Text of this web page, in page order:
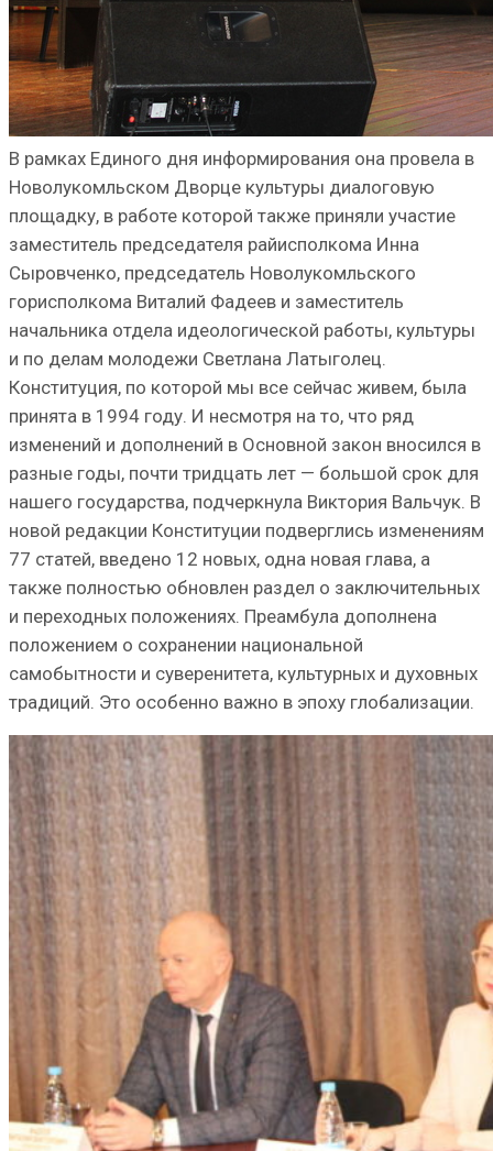
В рамках Единого дня информирования она провела в
Новолукомльском Дворце культуры диалоговую
площадку, в работе которой также приняли участие
заместитель председателя райисполкома Инна
Сыровченко, председатель Новолукомльского
горисполкома Виталий Фадеев и заместитель
начальника отдела идеологической работы, культуры
и по делам молодежи Светлана Латыголец.
Конституция, по которой мы все сейчас живем, была
принята в 1994 году. И несмотря на то, что ряд
изменений и дополнений в Основной закон вносился в
разные годы, почти тридцать лет — большой срок для
нашего государства, подчеркнула Виктория Вальчук. В
новой редакции Конституции подверглись изменениям
77 статей, введено 12 новых, одна новая глава, а
также полностью обновлен раздел о заключительных
и переходных положениях. Преамбула дополнена
положением о сохранении национальной
самобытности и суверенитета, культурных и духовных
традиций. Это особенно важно в эпоху глобализации.